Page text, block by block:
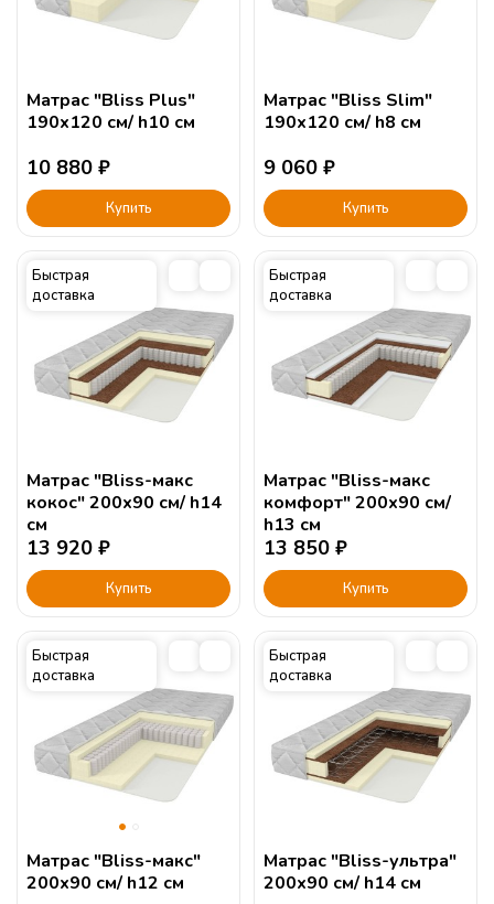
Матрас "Bliss Plus"
190х120 см/ h10 см
10 880 ₽
Купить
Матрас "Bliss Slim"
190х120 см/ h8 см
9 060 ₽
Купить
Быстрая
доставка
Матрас "Bliss-макс
кокос" 200х90 см/ h14
см
13 920 ₽
Купить
Быстрая
доставка
Матрас "Bliss-макс
комфорт" 200х90 см/
h13 см
13 850 ₽
Купить
Быстрая
доставка
Матрас "Bliss-макс"
200х90 см/ h12 см
Быстрая
доставка
Матрас "Bliss-ультра"
200х90 см/ h14 см